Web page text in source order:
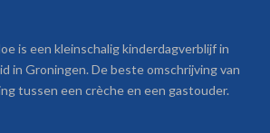
is een kleinschalig kinderdagverblijf in
in Groningen. De beste omschrijving van
tussen een crèche en een gastouder.